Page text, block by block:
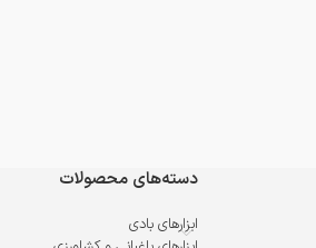
دسته‌های محصولات
ابزارهای بادی